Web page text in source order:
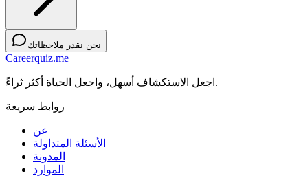
نحن نقدر ملاحظاتك
Careerquiz.me
اجعل الاستكشاف أسهل، واجعل الحياة أكثر ثراءً.
روابط سريعة
عن
الأسئلة المتداولة
المدونة
الموارد